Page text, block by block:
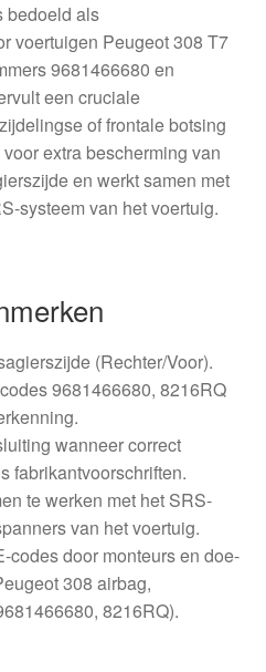
bedoeld als
voertuigen Peugeot 308 T7
9681466680 en
een cruciale
of frontale botsing
extra bescherming van
en werkt samen met
systeem van het voertuig.
(Rechter/Voor).
9681466680, 8216RQ
wanneer correct
fabrikantvoorschriften.
te werken met het SRS-
van het voertuig.
codes door monteurs en doe-
308 airbag,
8216RQ).